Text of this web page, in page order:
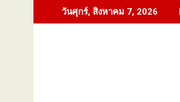
to
วันศุกร์, สิงหาคม 7, 2026